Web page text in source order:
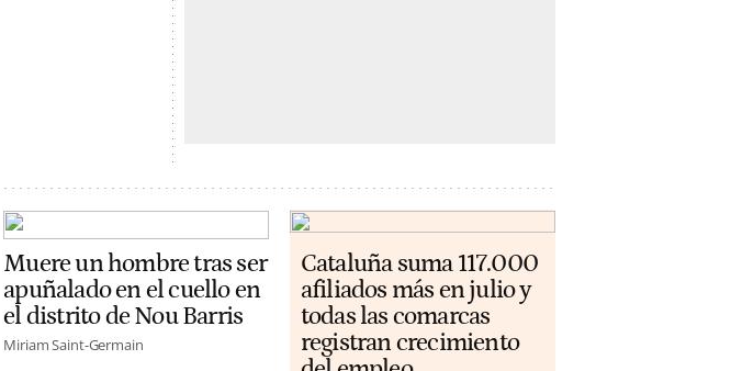
Muere un hombre tras ser
apuñalado en el cuello en
el distrito de Nou Barris
Miriam Saint-Germain
Cataluña suma 117.000
afiliados más en julio y
todas las comarcas
registran crecimiento